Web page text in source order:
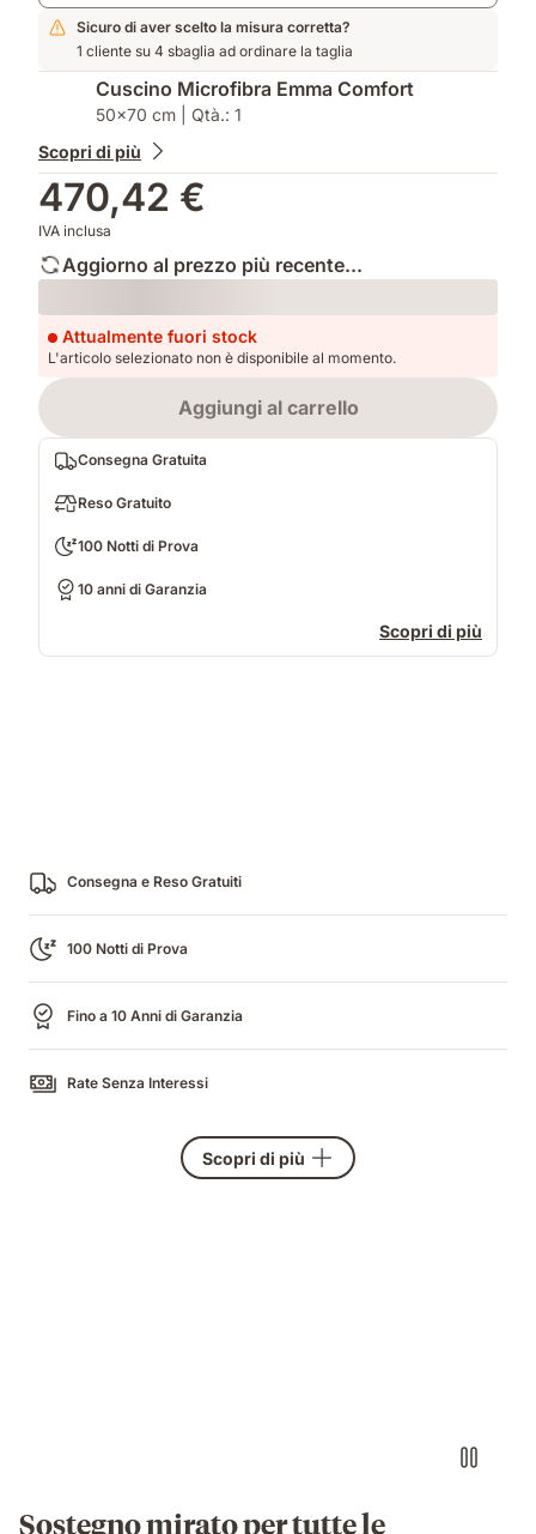
Sicuro di aver scelto la misura corretta?
1 cliente su 4 sbaglia ad ordinare la taglia
Cuscino Microfibra Emma Comfort​
50x70 cm | Qtà.: 1
Scopri di più
470,42 €
IVA inclusa
Aggiorno al prezzo più recente...
Loading
Attualmente fuori stock
L'articolo selezionato non è disponibile al momento.
Aggiungi al carrello
Consegna Gratuita
Reso Gratuito
100 Notti di Prova
10 anni di Garanzia
Scopri di più
Consegna e Reso Gratuiti
100 Notti di Prova
Fino a 10 Anni di Garanzia
Rate Senza Interessi
Scopri di più
Sostegno mirato per tutte le